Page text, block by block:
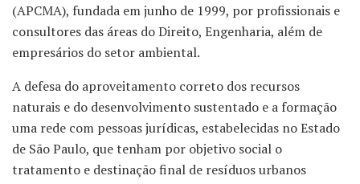
(APCMA), fundada em junho de 1999, por profissionais e
consultores das áreas do Direito, Engenharia, além de
empresários do setor ambiental.
A defesa do aproveitamento correto dos recursos
naturais e do desenvolvimento sustentado e a formação
uma rede com pessoas jurídicas, estabelecidas no Estado
de São Paulo, que tenham por objetivo social o
tratamento e destinação final de resíduos urbanos